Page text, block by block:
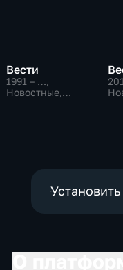
Вести
1991 – …,
Новостные,